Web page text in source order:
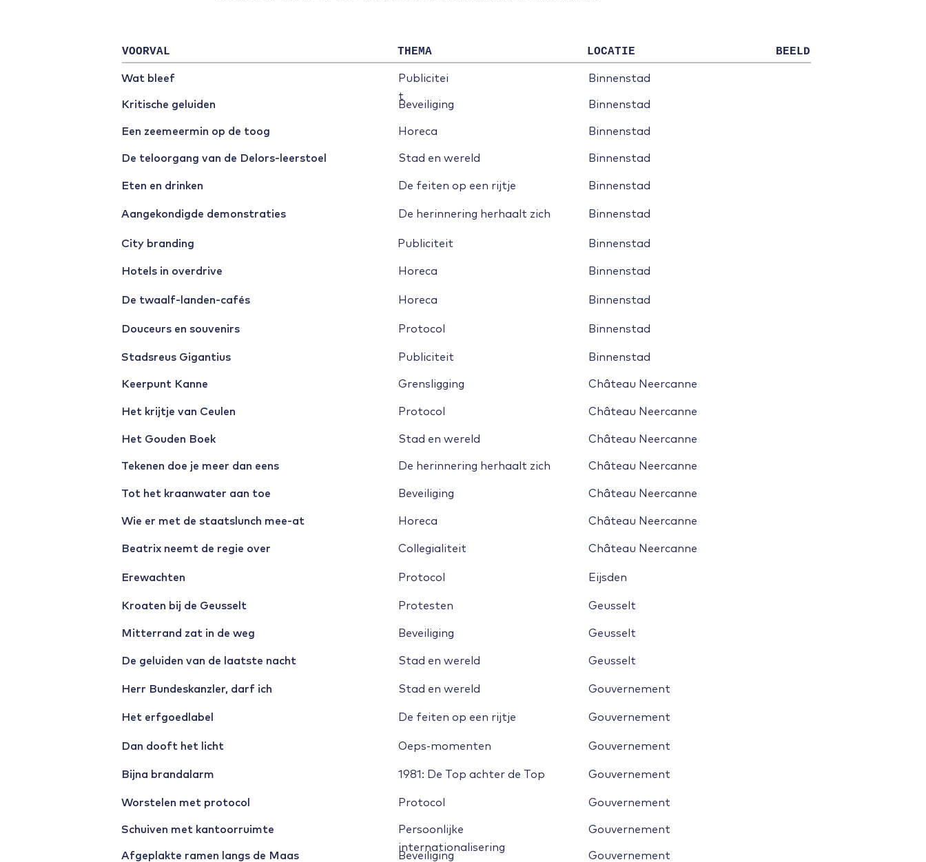
THEMA
VOORVAL LOCATIE BEELD
Publicitei
t
Wat bleef Binnenstad
Beveiliging
Kritische geluiden Binnenstad
Horeca
Een zeemeermin op de toog Binnenstad
Stad en wereld
De teloorgang van de Delors-leerstoel Binnenstad
De feiten op een rijtje
Eten en drinken Binnenstad
De herinnering herhaalt zich
Aangekondigde demonstraties Binnenstad
Publiciteit
City branding Binnenstad
Horeca
Hotels in overdrive Binnenstad
Binnenstad
Horeca
De twaalf-landen-cafés
Binnenstad
Protocol
Douceurs en souvenirs
Publiciteit
Stadsreus Gigantius Binnenstad
Grensligging
Keerpunt Kanne Château Neercanne
Protocol
Het krijtje van Ceulen Château Neercanne
Stad en wereld
Het Gouden Boek Château Neercanne
De herinnering herhaalt zich
Tekenen doe je meer dan eens Château Neercanne
Tot het kraanwater aan toe Château Neercanne
Beveiliging
Château Neercanne
Horeca
Wie er met de staatslunch mee-at
Collegialiteit
Beatrix neemt de regie over Château Neercanne
Protocol
Erewachten Eijsden
Protesten
Kroaten bij de Geusselt Geusselt
Mitterrand zat in de weg Geusselt
Beveiliging
Stad en wereld
De geluiden van de laatste nacht Geusselt
Herr Bundeskanzler, darf ich Gouvernement
Stad en wereld
De feiten op een rijtje
Het erfgoedlabel Gouvernement
Oeps-momenten
Dan dooft het licht Gouvernement
1981: De Top achter de Top
Bijna brandalarm Gouvernement
Protocol
Worstelen met protocol Gouvernement
Persoonlijke
internationalisering
Schuiven met kantoorruimte Gouvernement
Gouvernement
Beveiliging
Afgeplakte ramen langs de Maas
Grensovergang Smeermaas
Servaasklooster
OLV-plein
Gouvernement
Wolder/Biesland
Klik op een plaats om de voorvallen